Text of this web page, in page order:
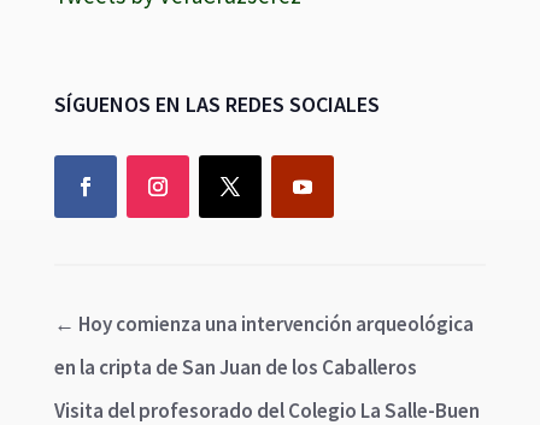
SÍGUENOS EN LAS REDES SOCIALES
← Hoy comienza una intervención arqueológica
en la cripta de San Juan de los Caballeros
Visita del profesorado del Colegio La Salle-Buen